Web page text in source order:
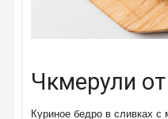
Чкмерули
Куриное бедро в сливках